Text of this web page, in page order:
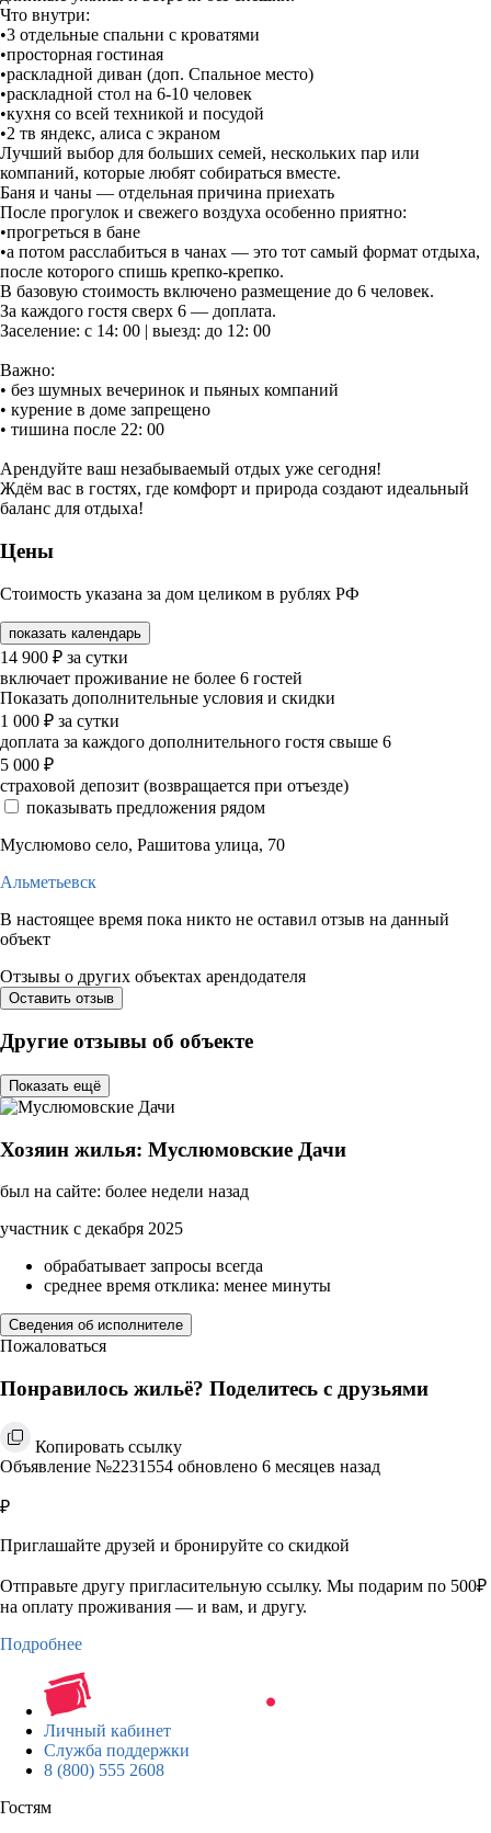
Что внутри:
•3 отдельные спальни с кроватями
•просторная гостиная
•раскладной диван (доп. Спальное место)
•раскладной стол на 6-10 человек
•кухня со всей техникой и посудой
•2 тв яндекс, алиса с экраном
Лучший выбор для больших семей, нескольких пар или
компаний, которые любят собираться вместе.
Баня и чаны — отдельная причина приехать
После прогулок и свежего воздуха особенно приятно:
•прогреться в бане
•а потом расслабиться в чанах — это тот самый формат отдыха,
после которого спишь крепко-крепко.
В базовую стоимость включено размещение до 6 человек.
За каждого гостя сверх 6 — доплата.
Заселение: с 14: 00 | выезд: до 12: 00
Важно:
• без шумных вечеринок и пьяных компаний
• курение в доме запрещено
• тишина после 22: 00
Арендуйте ваш незабываемый отдых уже сегодня!
Ждём вас в гостях, где комфорт и природа создают идеальный
баланс для отдыха!
Цены
Стоимость указана за дом целиком в рублях РФ
показать календарь
14 900 ₽ за сутки
включает проживание не более 6 гостей
Показать дополнительные условия и скидки
1 000 ₽ за сутки
доплата за каждого дополнительного гостя свыше 6
5 000 ₽
страховой депозит (возвращается при отъезде)
показывать предложения рядом
Муслюмово село, Рашитова улица, 70
Альметьевск
В настоящее время пока никто не оставил отзыв на данный
объект
Отзывы о других объектах арендодателя
Оставить отзыв
Другие отзывы об объекте
Показать ещё
Хозяин жилья: Муслюмовские Дачи
был на сайте: более недели назад
участник с декабря 2025
обрабатывает запросы всегда
среднее время отклика: менее минуты
Сведения об исполнителе
Пожаловаться
Понравилось жильё? Поделитесь с друзьями
Копировать ссылку
Объявление №2231554 обновлено 6 месяцев назад
₽
Приглашайте друзей и бронируйте со скидкой
Отправьте другу пригласительную ссылку. Мы подарим по 500₽
на оплату проживания — и вам, и другу.
Подробнее
Личный кабинет
Служба поддержки
8 (800) 555 2608
Гостям